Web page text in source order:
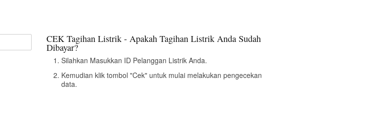
CEK Tagihan Listrik - Apakah Tagihan Listrik Anda Sudah
Dibayar?
Silahkan Masukkan ID Pelanggan Listrik Anda.
Kemudian klik tombol "Cek" untuk mulai melakukan pengecekan
data.